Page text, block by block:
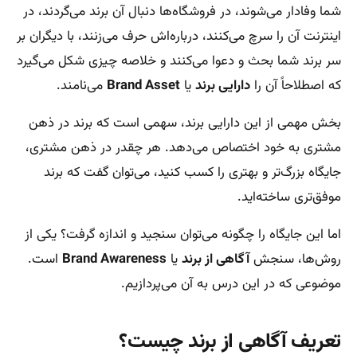
شما وفادار می‌شوند، در فروشگاه‌ها دنبال آن برند می‌گردند، در
اینترنت آن را سرچ می‌کنند، درباره‌اش حرف می‌زنند، با دیگران بر
سر برند شما بحث و دعوا می‌کنند و خلاصه چیزی شکل می‌گیرد
که اصطلاحاً آن را دارایی برندیا Brand Asset می‌نامند.
بخش مهمی از این دارایی برند، سهمی است که برند در ذهن
مشتری به خود اختصاص می‌دهد. هر چقدر در ذهن مشتری،
جایگاه بزرگ‌تر و بهتری را کسب کنید، می‌توان گفت که برند
موفق‌تری ساخته‌اید.
اما این جایگاه را چگونه می‌توان سنجید و اندازه‌ گرفت؟ یکی از
روش‌ها، سنجشآگاهی از برندیا ‌Brand Awareness است.
موضوعی که در این درس به آن می‌پردازیم.
تعریف آگاهی از برند چیست؟